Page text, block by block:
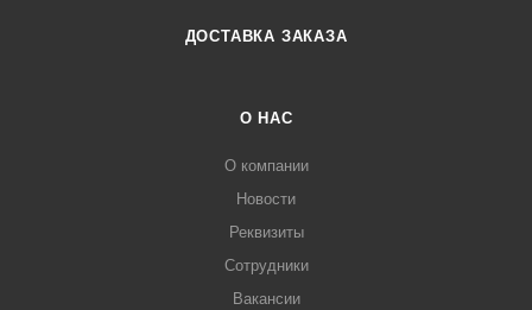
ДОСТАВКА ЗАКАЗА
О НАС
О компании
Новости
Реквизиты
Сотрудники
Вакансии